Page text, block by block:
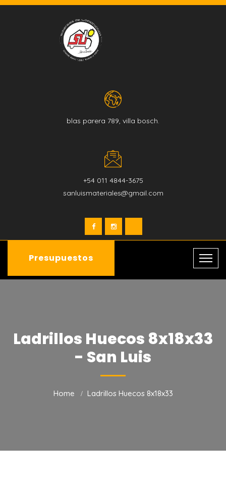
blas parera 789, villa bosch.
+54 011 4844-3675
sanluismateriales@gmail.com
Presupuestos
Ladrillos Huecos 8x18x33
- San Luis
Home Ladrillos Huecos 8x18x33